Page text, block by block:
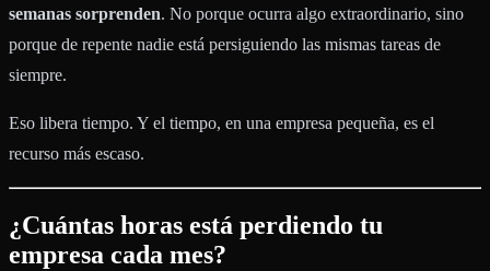
semanas sorprenden. No porque ocurra algo extraordinario, sino
porque de repente nadie está persiguiendo las mismas tareas de
siempre.
Eso libera tiempo. Y el tiempo, en una empresa pequeña, es el
recurso más escaso.
¿Cuántas horas está perdiendo tu
empresa cada mes?